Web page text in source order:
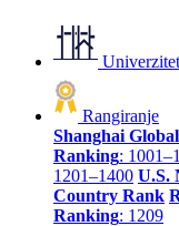
Rangiranje
Shanghai
Ranking:
1201–1400 U.S.
Country Rank
Ranking: 1209